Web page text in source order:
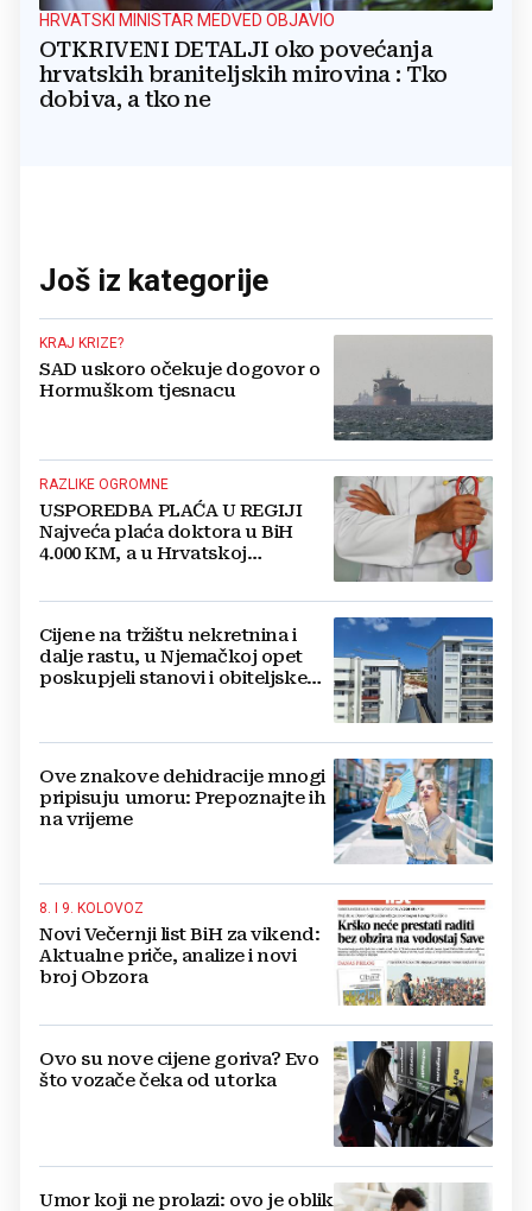
HRVATSKI MINISTAR MEDVED OBJAVIO
OTKRIVENI DETALJI oko povećanja
hrvatskih braniteljskih mirovina : Tko
dobiva, a tko ne
Još iz kategorije
KRAJ KRIZE?
SAD uskoro očekuje dogovor o
Hormuškom tjesnacu
RAZLIKE OGROMNE
USPOREDBA PLAĆA U REGIJI
Najveća plaća doktora u BiH
4.000 KM, a u Hrvatskoj
Cijene na tržištu nekretnina i
dalje rastu, u Njemačkoj opet
poskupjeli stanovi i obiteljske
Ove znakove dehidracije mnogi
pripisuju umoru: Prepoznajte ih
na vrijeme
8. I 9. KOLOVOZ
Novi Večernji list BiH za vikend:
Aktualne priče, analize i novi
broj Obzora
Ovo su nove cijene goriva? Evo
što vozače čeka od utorka
Umor koji ne prolazi: ovo je oblik